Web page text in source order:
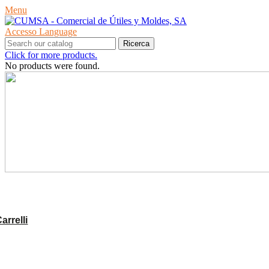
Menu
Accesso Language
Ricerca
Click for more products.
No products were found.